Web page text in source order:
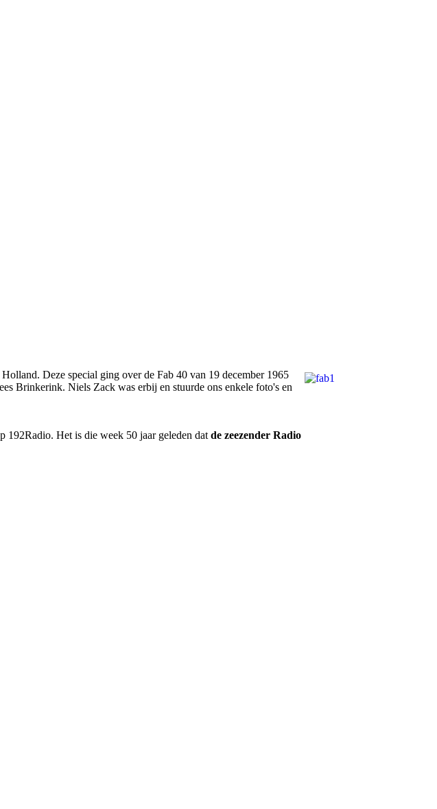
Deze special ging over de Fab 40 van 19 december 1965
Brinkerink. Niels Zack was erbij en stuurde ons enkele foto's en
192Radio. Het is die week 50 jaar geleden dat de zeezender Radio